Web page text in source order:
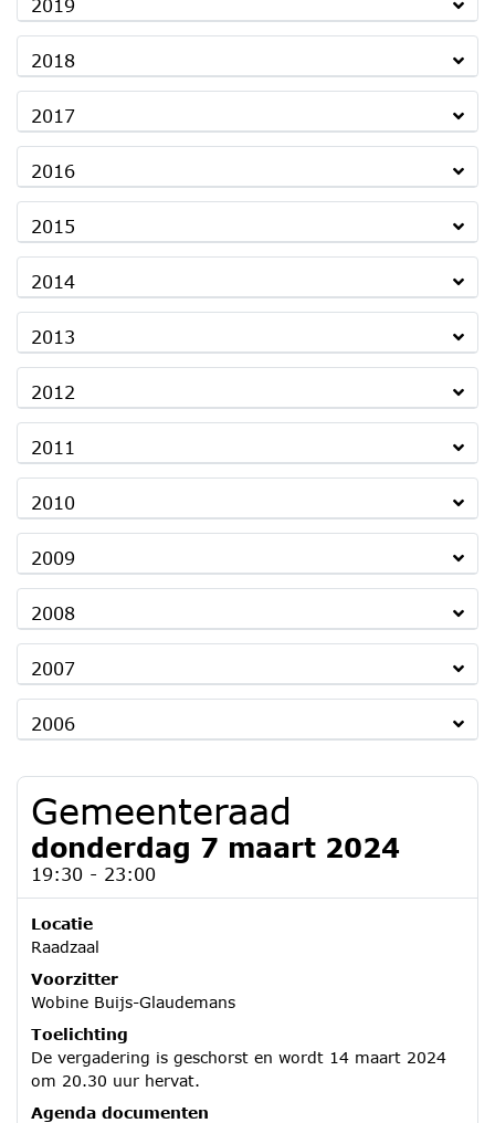
2019
2018
2017
2016
2015
2014
2013
2012
2011
2010
2009
2008
2007
2006
Gemeenteraad
donderdag 7 maart 2024
19:30 - 23:00
Locatie
Raadzaal
Voorzitter
Wobine Buijs-Glaudemans
Toelichting
De vergadering is geschorst en wordt 14 maart 2024
om 20.30 uur hervat.
Agenda documenten